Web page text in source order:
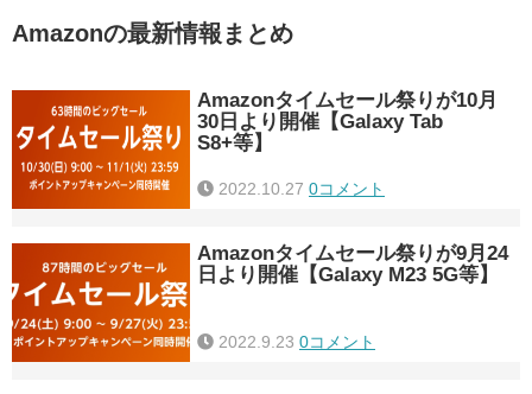
Amazonの最新情報まとめ
Amazonタイムセール祭りが10月
30日より開催【Galaxy Tab
S8+等】
2022.10.27 0コメント
Amazonタイムセール祭りが9月24
日より開催【Galaxy M23 5G等】
2022.9.23 0コメント